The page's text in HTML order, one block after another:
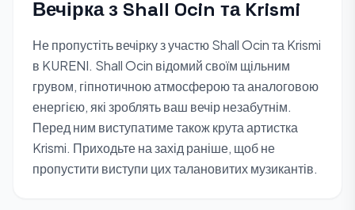
Вечірка з Shall Ocin та Krismi
Не пропустіть вечірку з участю Shall Ocin та Krismi
в KURENI. Shall Ocin відомий своїм щільним
грувом, гіпнотичною атмосферою та аналоговою
енергією, які зроблять ваш вечір незабутнім.
Перед ним виступатиме також крута артистка
Krismi. Приходьте на захід раніше, щоб не
пропустити виступи цих талановитих музикантів.